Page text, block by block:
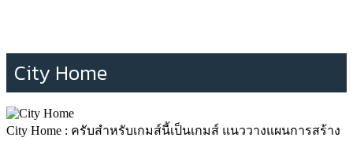
City Home
City Home : ครับสำหรับเกมส์นี้เป็นเกมส์ แนววางแผนการสร้าง